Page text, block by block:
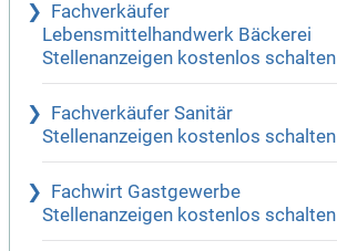
Fachverkäufer
Lebensmittelhandwerk Bäckerei
Stellenanzeigen kostenlos schalten
Fachverkäufer Sanitär
Stellenanzeigen kostenlos schalten
Fachwirt Gastgewerbe
Stellenanzeigen kostenlos schalten